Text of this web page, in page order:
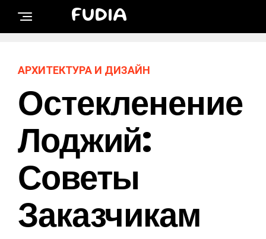
FUDIA
АРХИТЕКТУРА И ДИЗАЙН
Остекленение
Лоджий:
Советы
Заказчикам